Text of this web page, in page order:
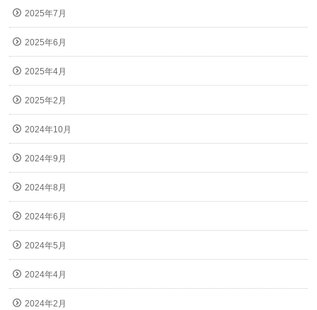
2025年7月
2025年6月
2025年4月
2025年2月
2024年10月
2024年9月
2024年8月
2024年6月
2024年5月
2024年4月
2024年2月